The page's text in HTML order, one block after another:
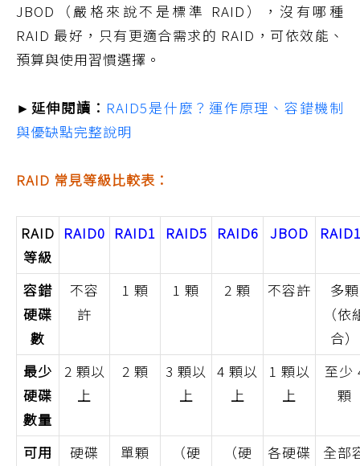
JBOD（嚴格來說不是標準 RAID），沒有哪種
RAID 最好，只有更適合需求的 RAID，可依效能、
預算與使用習慣選擇。
►延伸閱讀： RAID5是什麼？運作原理、容錯機制
與優缺點完整說明
RAID 常見等級比較表：
RAID
等級
RAID0 RAID1 RAID5 RAID6 JBOD
容錯
硬碟
數
不容
許
1 顆 1 顆 2 顆 不容許
多顆
（依
合）
最少
硬碟
數量
2 顆以
上
2 顆
3 顆以
上
4 顆以
上
1 顆以
上
至少
顆
可用
硬碟
單顆
（硬
（硬
各硬碟
全部